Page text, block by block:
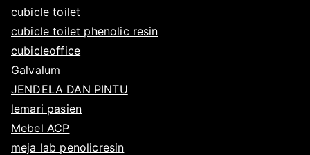
cubicle toilet
cubicle toilet phenolic resin
cubicleoffice
Galvalum
JENDELA DAN PINTU
lemari pasien
Mebel ACP
meja lab penolicresin